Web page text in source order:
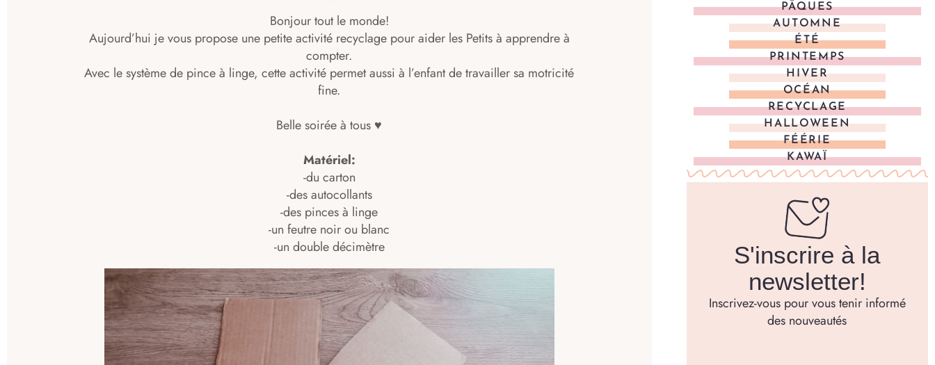
Bonjour tout le monde!
Aujourd’hui je vous propose une petite activité recyclage pour aider les Petits à apprendre à
compter.
Avec le système de pince à linge, cette activité permet aussi à l’enfant de travailler sa motricité
fine.
Belle soirée à tous ♥
Matériel:
-du carton
-des autocollants
-des pinces à linge
-un feutre noir ou blanc
-un double décimètre
PÂQUES
AUTOMNE
ÉTÉ
PRINTEMPS
HIVER
OCÉAN
RECYCLAGE
HALLOWEEN
FÉÉRIE
KAWAÏ
S'inscrire à la
newsletter!
Inscrivez-vous pour vous tenir informé
des nouveautés